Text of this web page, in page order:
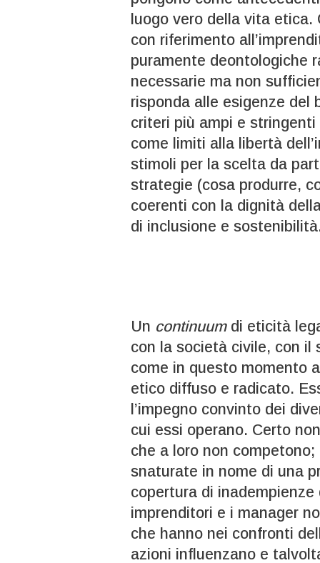
luogo vero della vita
con riferimento
puramente deontologiche
necessarie ma non
risponda alle esigenze del
criteri più ampi e
come limiti alla libertà
stimoli per la scelta da
strategie (cosa produrre,
coerenti con la dignità
di inclusione e
Un continuumdi eticità
con la società civile, con
come in questo momento
etico diffuso e radicato.
l’impegno convinto dei
cui essi operano. Certo
che a loro non
snaturate in nome di una
copertura di
imprenditori e i manager
che hanno nei confronti
azioni influenzano e